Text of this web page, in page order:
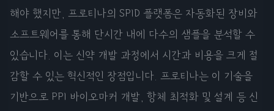
해야 했지만, 프로티나의 SPID 플랫폼은 자동화된 장비와
소프트웨어를 통해 단시간 내에 다수의 샘플을 분석할 수
있습니다. 이는 신약 개발 과정에서 시간과 비용을 크게 절
감할 수 있는 혁신적인 장점입니다. 프로티나는 이 기술을
기반으로 PPI 바이오마커 개발, 항체 최적화 및 설계 등 신